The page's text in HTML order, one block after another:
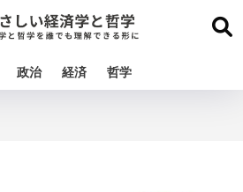
政治 経済 哲学